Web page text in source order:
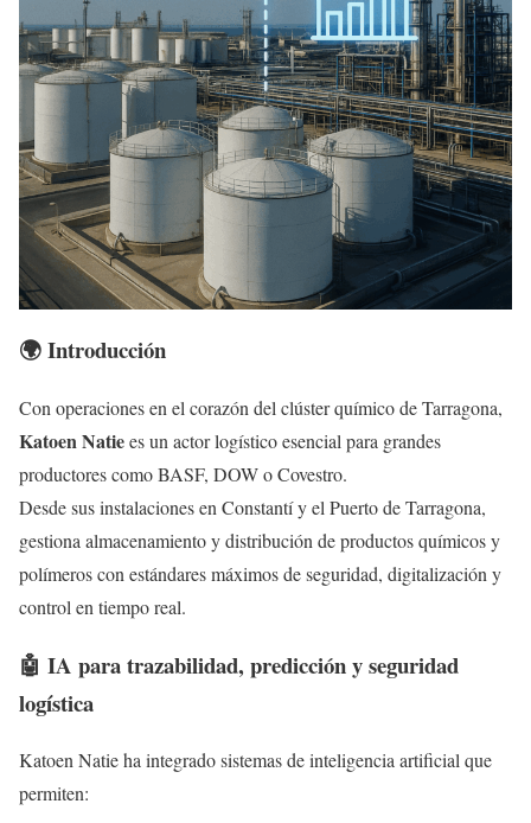
🌍 Introducción
Con operaciones en el corazón del clúster químico de Tarragona,
Katoen Natiees un actor logístico esencial para grandes
productores como BASF, DOW o Covestro.
Desde sus instalaciones en Constantí y el Puerto de Tarragona,
gestiona almacenamiento y distribución de productos químicos y
polímeros con estándares máximos de seguridad, digitalización y
control en tiempo real.
🤖 IA para trazabilidad, predicción y seguridad
logística
Katoen Natie ha integrado sistemas de inteligencia artificial que
permiten: